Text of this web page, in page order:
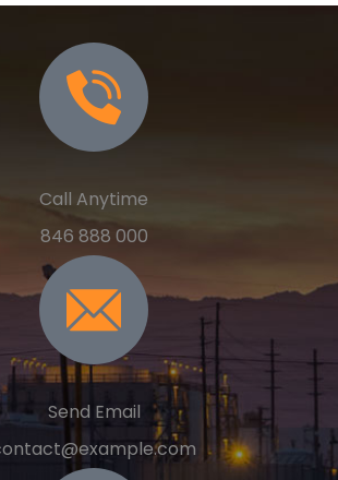
Call Anytime
846 888 000
Send Email